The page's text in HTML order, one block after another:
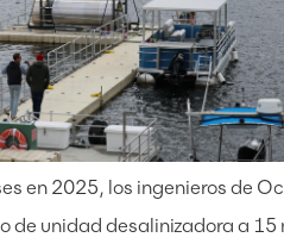
en 2025, los ingenieros de
de unidad desalinizadora a 15